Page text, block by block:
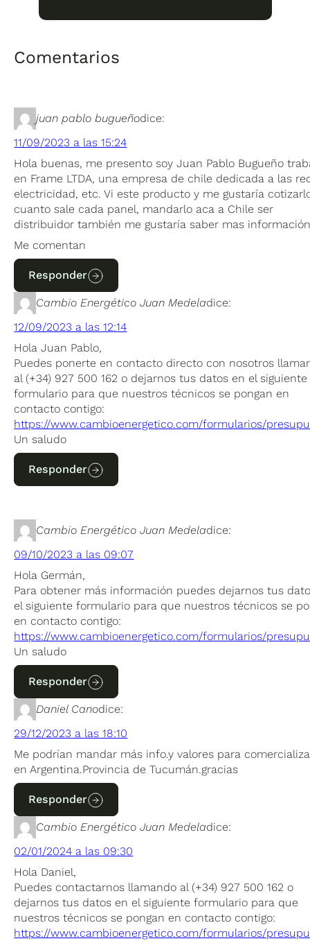
Comentarios
juan pablo bugueñodice:
11/09/2023 a las 15:24
Hola buenas, me presento soy Juan Pablo Bugueño
en Frame LTDA, una empresa de chile dedicada a las
electricidad, etc. Vi este producto y me gustaría
cuanto sale cada panel, mandarlo aca a Chile ser
distribuidor también me gustaría saber mas
Me comentan
Responder
Cambio Energético Juan Medeladice:
12/09/2023 a las 12:14
Hola Juan Pablo,
Puedes ponerte en contacto directo con nosotros
al (+34) 927 500 162 o dejarnos tus datos en el siguiente
formulario para que nuestros técnicos se pongan en
contacto contigo:
https://www.cambioenergetico.com/formularios/
Un saludo
Responder
Cambio Energético Juan Medeladice:
09/10/2023 a las 09:07
Hola Germán,
Para obtener más información puedes dejarnos tus
el siguiente formulario para que nuestros técnicos se
en contacto contigo:
https://www.cambioenergetico.com/formularios/
Un saludo
Responder
Daniel Canodice:
29/12/2023 a las 18:10
Me podrían mandar más info.y valores para
en Argentina.Provincia de Tucumán.gracias
Responder
Cambio Energético Juan Medeladice:
02/01/2024 a las 09:30
Hola Daniel,
Puedes contactarnos llamando al (+34) 927 500 162 o
dejarnos tus datos en el siguiente formulario para que
nuestros técnicos se pongan en contacto contigo:
https://www.cambioenergetico.com/formularios/